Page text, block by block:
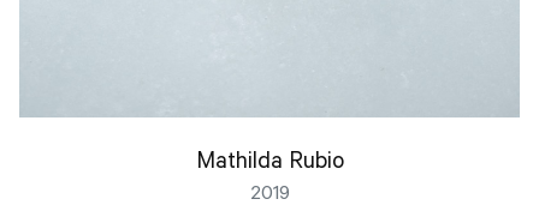
Mathilda Rubio
2019